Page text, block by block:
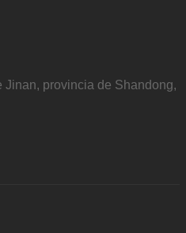
Jinan, provincia de Shandong,